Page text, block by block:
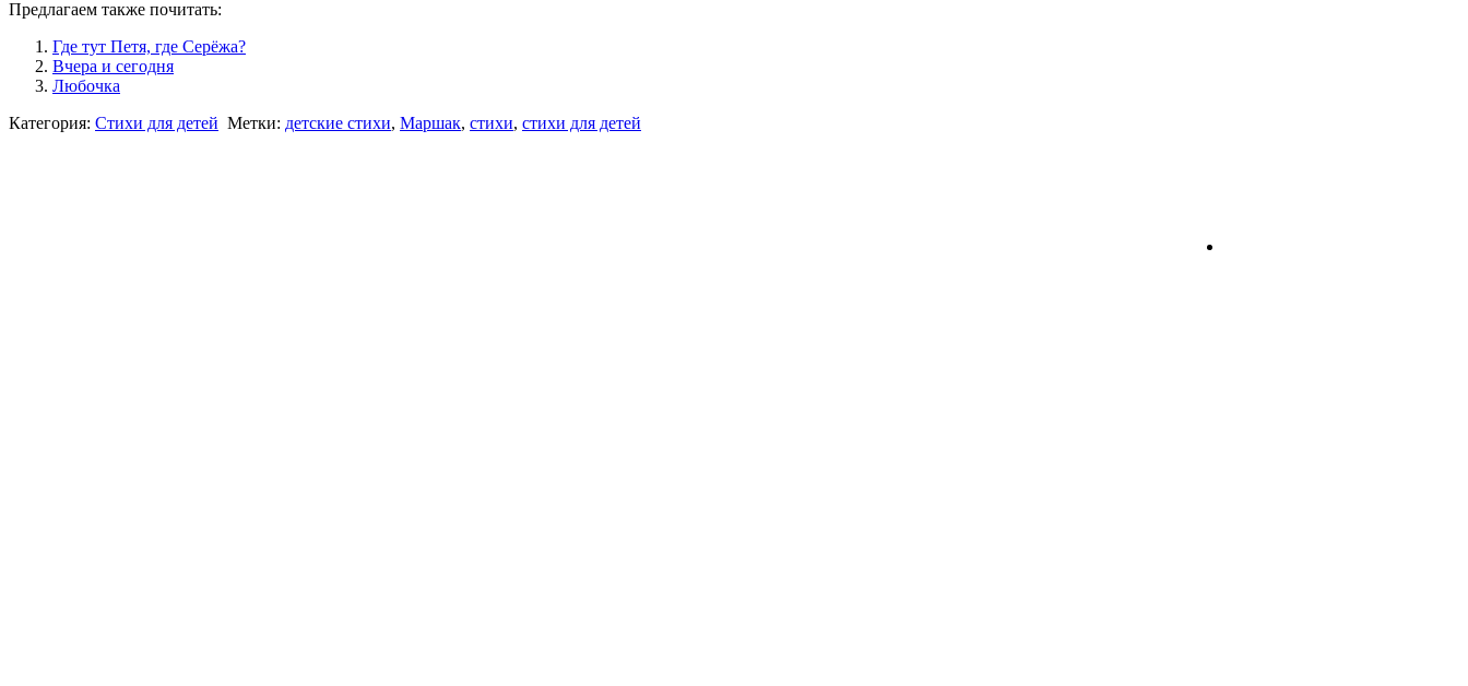
Предлагаем также почитать:
Где тут Петя, где Серёжа?
Вчера и сегодня
Любочка
Категория: Стихи для детей Метки: детские стихи, Маршак, стихи, стихи для детей